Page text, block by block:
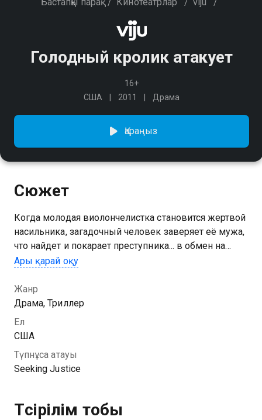
Голодный кролик атакует
16+
США
2011 Драма
Қараңыз
Сюжет
Когда молодая виолончелистка становится жертвой
насильника, загадочный человек заверяет её мужа,
что найдет и покарает преступника... в обмен на
небольшую услугу в будущем. Герой соглашается,
Ары қарай оқу
Жанр
Драма, Триллер
Ел
США
Түпнұсқа атауы
Seeking Justice
Түсірілім тобы